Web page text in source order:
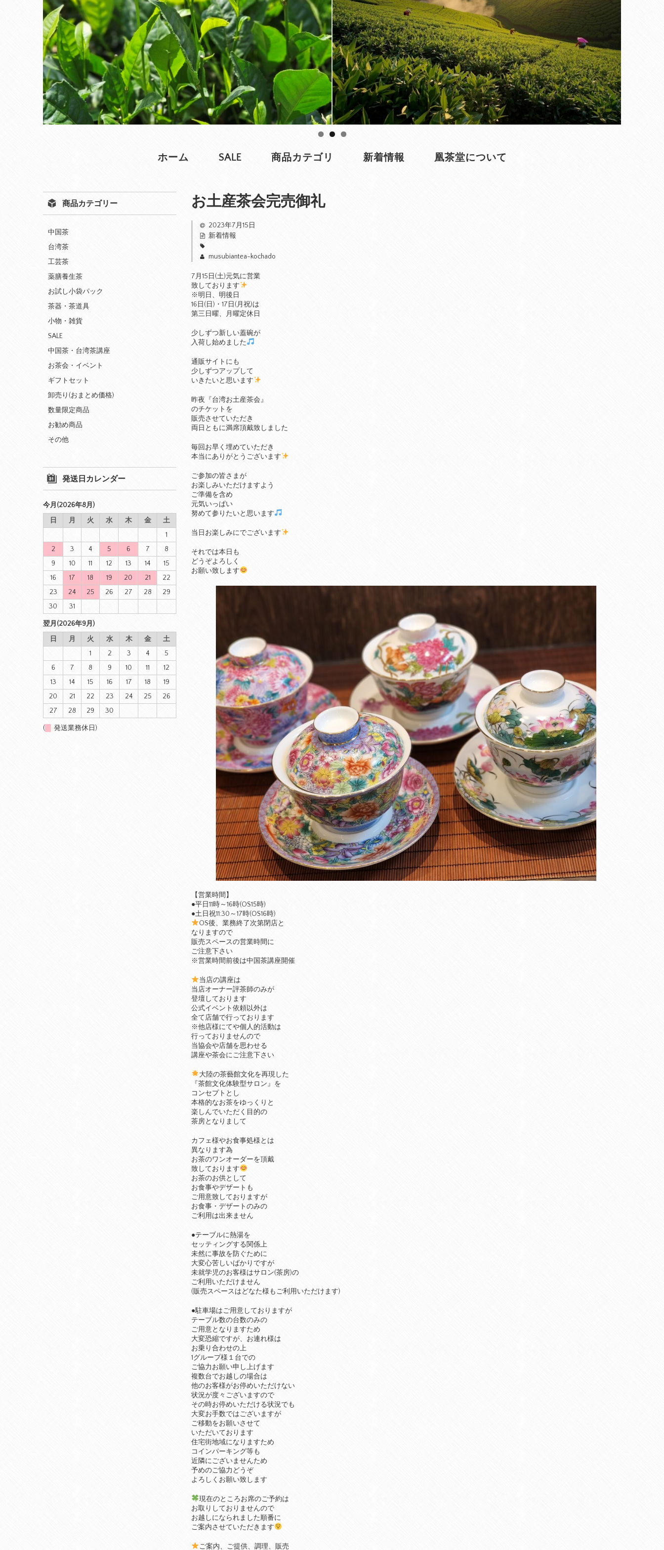
ホーム SALE 商品カテゴリ 新着情報 凰茶堂について
お土産茶会完売御礼
2023年7月15日
新着情報
musubiantea-kochado
7月15日(土)元気に営業
致しております
※明日、明後日
16日(日)・17日(月祝)は
第三日曜、月曜定休日
少しずつ新しい蓋碗が
入荷し始めました
通販サイトにも
少しずつアップして
いきたいと思います
昨夜『台湾お土産茶会』
のチケットを
販売させていただき
両日ともに満席頂戴致しました
毎回お早く埋めていただき
本当にありがとうございます
ご参加の皆さまが
お楽しみいただけますよう
ご準備を含め
元気いっぱい
努めて参りたいと思います
当日お楽しみにでございます
それでは本日も
どうぞよろしく
お願い致します
【営業時間】
●平日11時～16時(OS15時)
●土日祝11:30～17時(OS16時)
OS後、業務終了次第閉店と
なりますので
販売スペースの営業時間に
ご注意下さい
※営業時間前後は中国茶講座開催
当店の講座は
当店オーナー評茶師のみが
登壇しております
公式イベント依頼以外は
全て店舗で行っております
※他店様にてや個人的活動は
行っておりませんので
当協会や店舗を思わせる
講座や茶会にご注意下さい
大陸の茶藝館文化を再現した
『茶館文化体験型サロン』を
コンセプトとし
本格的なお茶をゆっくりと
楽しんでいただく目的の
茶房となりまして
カフェ様やお食事処様とは
異なります為
お茶のワンオーダーを頂戴
致しております
お茶のお供として
お食事やデザートも
ご用意致しておりますが
お食事・デザートのみの
ご利用は出来ません
●テーブルに熱湯を
セッティングする関係上
未然に事故を防ぐために
大変心苦しいばかりですが
未就学児のお客様はサロン(茶房)の
ご利用いただけません
(販売スペースはどなた様もご利用いただけます)
●駐車場はご用意しておりますが
テーブル数の台数のみの
ご用意となりますため
大変恐縮ですが、お連れ様は
お乗り合わせの上
1グループ様１台での
ご協力お願い申し上げます
複数台でお越しの場合は
他のお客様がお停めいただけない
状況が度々ございますので
その時お停めいただける状況でも
大変お手数ではございますが
ご移動をお願いさせて
いただいております
住宅街地域になりますため
コインパーキング等も
近隣にございませんため
予めのご協力どうぞ
よろしくお願い致します
現在のところお席のご予約は
お取りしておりませんので
お越しになられました順番に
ご案内させていただきます
ご案内、ご提供、調理、販売
商品カテゴリー
中国茶
台湾茶
工芸茶
薬膳養生茶
お試し小袋パック
茶器・茶道具
小物・雑貨
SALE
中国茶・台湾茶講座
お茶会・イベント
ギフトセット
卸売り(おまとめ価格)
数量限定商品
お勧め商品
その他
発送日カレンダー
今月(2026年8月)
日
月 火 水 木 金
土
1
2
3 4 5 6 7
8
9
10 11 12 13 14
15
16
17 18 19 20 21
22
23
24 25 26 27 28
29
30
31
翌月(2026年9月)
日
月 火 水 木 金
土
1
2 3 4
5
6
7 8 9 10 11
12
13
14 15 16 17 18
19
20
21 22 23 24 25
26
27
28 29 30
( 発送業務休日)